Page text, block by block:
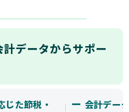
データからサポー
じた節税・
ー 会計デー